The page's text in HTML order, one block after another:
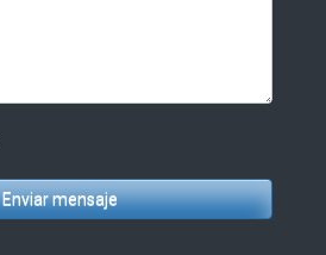
Enviar mensaje